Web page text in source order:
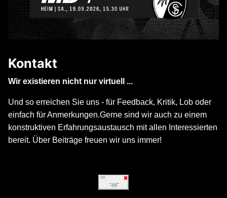
Kontakt
Wir existieren nicht nur virtuell ...
Und so erreichen Sie uns - für Feedback, Kritik, Lob oder
einfach für Anmerkungen.Gerne sind wir auch zu einem
konstruktiven Erfahrungsaustausch mit allen Interessierten
bereit. Über Beiträge freuen wir uns immer!